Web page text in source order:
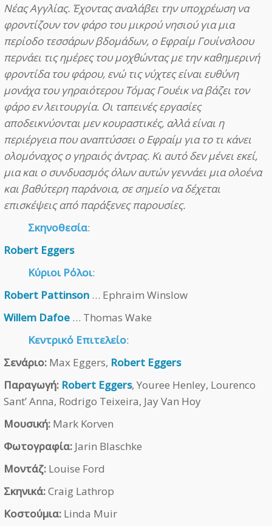
Νέας Αγγλίας. Έχοντας αναλάβει την υποχρέωση να
φροντίζουν τον φάρο του μικρού νησιού για μια
περίοδο τεσσάρων βδομάδων, ο Εφραίμ Γουίνσλοου
περνάει τις ημέρες του μοχθώντας με την καθημερινή
φροντίδα του φάρου, ενώ τις νύχτες είναι ευθύνη
μονάχα του γηραιότερου Τόμας Γουέικ να βάζει τον
φάρο εν λειτουργία. Οι ταπεινές εργασίες
αποδεικνύονται μεν κουραστικές, αλλά είναι η
περιέργεια που αναπτύσσει ο Εφραίμ για το τι κάνει
ολομόναχος ο γηραιός άντρας. Κι αυτό δεν μένει εκεί,
μια και ο συνδυασμός όλων αυτών γεννάει μια ολοένα
και βαθύτερη παράνοια, σε σημείο να δέχεται
επισκέψεις από παράξενες παρουσίες.
Σκηνοθεσία:
Robert Eggers
Κύριοι Ρόλοι:
Robert Pattinson … Ephraim Winslow
Willem Dafoe … Thomas Wake
Κεντρικό Επιτελείο:
Σενάριο: Max Eggers, Robert Eggers
Παραγωγή: Robert Eggers, Youree Henley, Lourenco
Sant’ Anna, Rodrigo Teixeira, Jay Van Hoy
Μουσική: Mark Korven
Φωτογραφία: Jarin Blaschke
Μοντάζ: Louise Ford
Σκηνικά:Craig Lathrop
Κοστούμια: Linda Muir